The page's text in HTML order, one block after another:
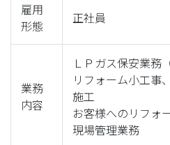
雇用
形態
正社員
業務
内容
ＬＰガス保安業務
リフォーム小工事
施工
お客様へのリフォ
現場管理業務